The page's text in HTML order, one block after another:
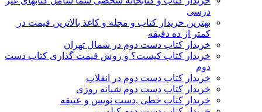
درسی
بهترین خریدار کتاب و مجله و کاغذ بالاترین قیمت در
کمتر از ده دقیقه
خریدار کتاب دست دوم در شمال تهران
خریدار کتاب کیست؟ و روش قیمت گذاری کتاب دست
دوم
خریدار کتاب دست دوم در انقلاب
خریدار کتاب دست دوم شبانه روزی
خریدار کتاب خطی ,دست نویس و عتیقه